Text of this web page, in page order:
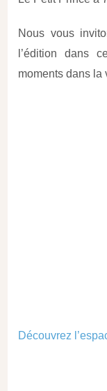
Nous vous
l’édition dans
moments dans la
Découvrez